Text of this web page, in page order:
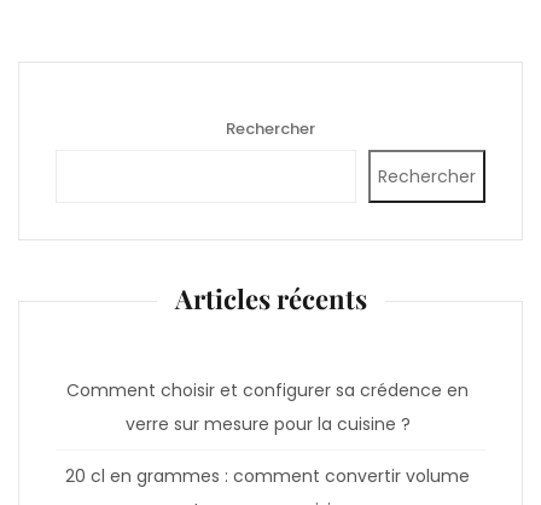
Rechercher
Rechercher
Articles récents
Comment choisir et configurer sa crédence en
verre sur mesure pour la cuisine ?
20 cl en grammes : comment convertir volume